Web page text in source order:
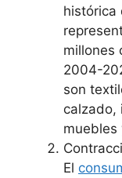
histórica
millones
2004-
son
calzado,
muebles
El